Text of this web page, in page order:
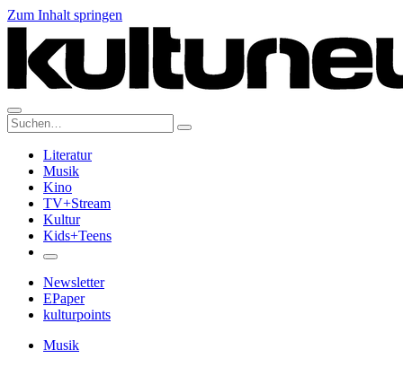
Zum Inhalt springen
Suche:
Literatur
Musik
Kino
TV+Stream
Kultur
Kids+Teens
Newsletter
EPaper
kulturpoints
Musik